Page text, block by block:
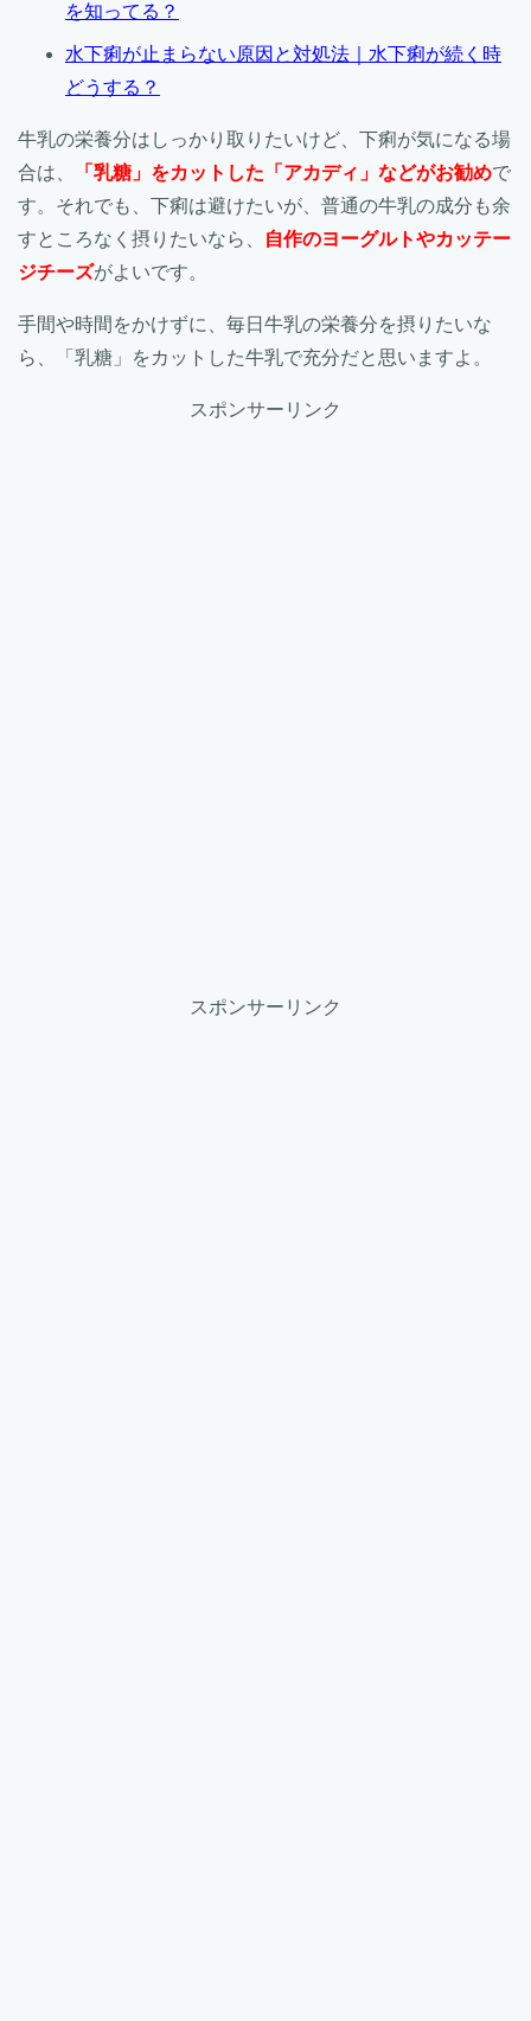
を知ってる？
水下痢が止まらない原因と対処法｜水下痢が続く時
どうする？
牛乳の栄養分はしっかり取りたいけど、下痢が気になる場
合は、
「乳糖」をカットした「アカディ」などがお勧めで
す。それでも、下痢は避けたいが、普通の牛乳の成分も余
すところなく摂りたいなら、
自作のヨーグルトやカッテー
ジチーズがよいです。
手間や時間をかけずに、毎日牛乳の栄養分を摂りたいな
ら、「乳糖」をカットした牛乳で充分だと思いますよ。
スポンサーリンク
スポンサーリンク